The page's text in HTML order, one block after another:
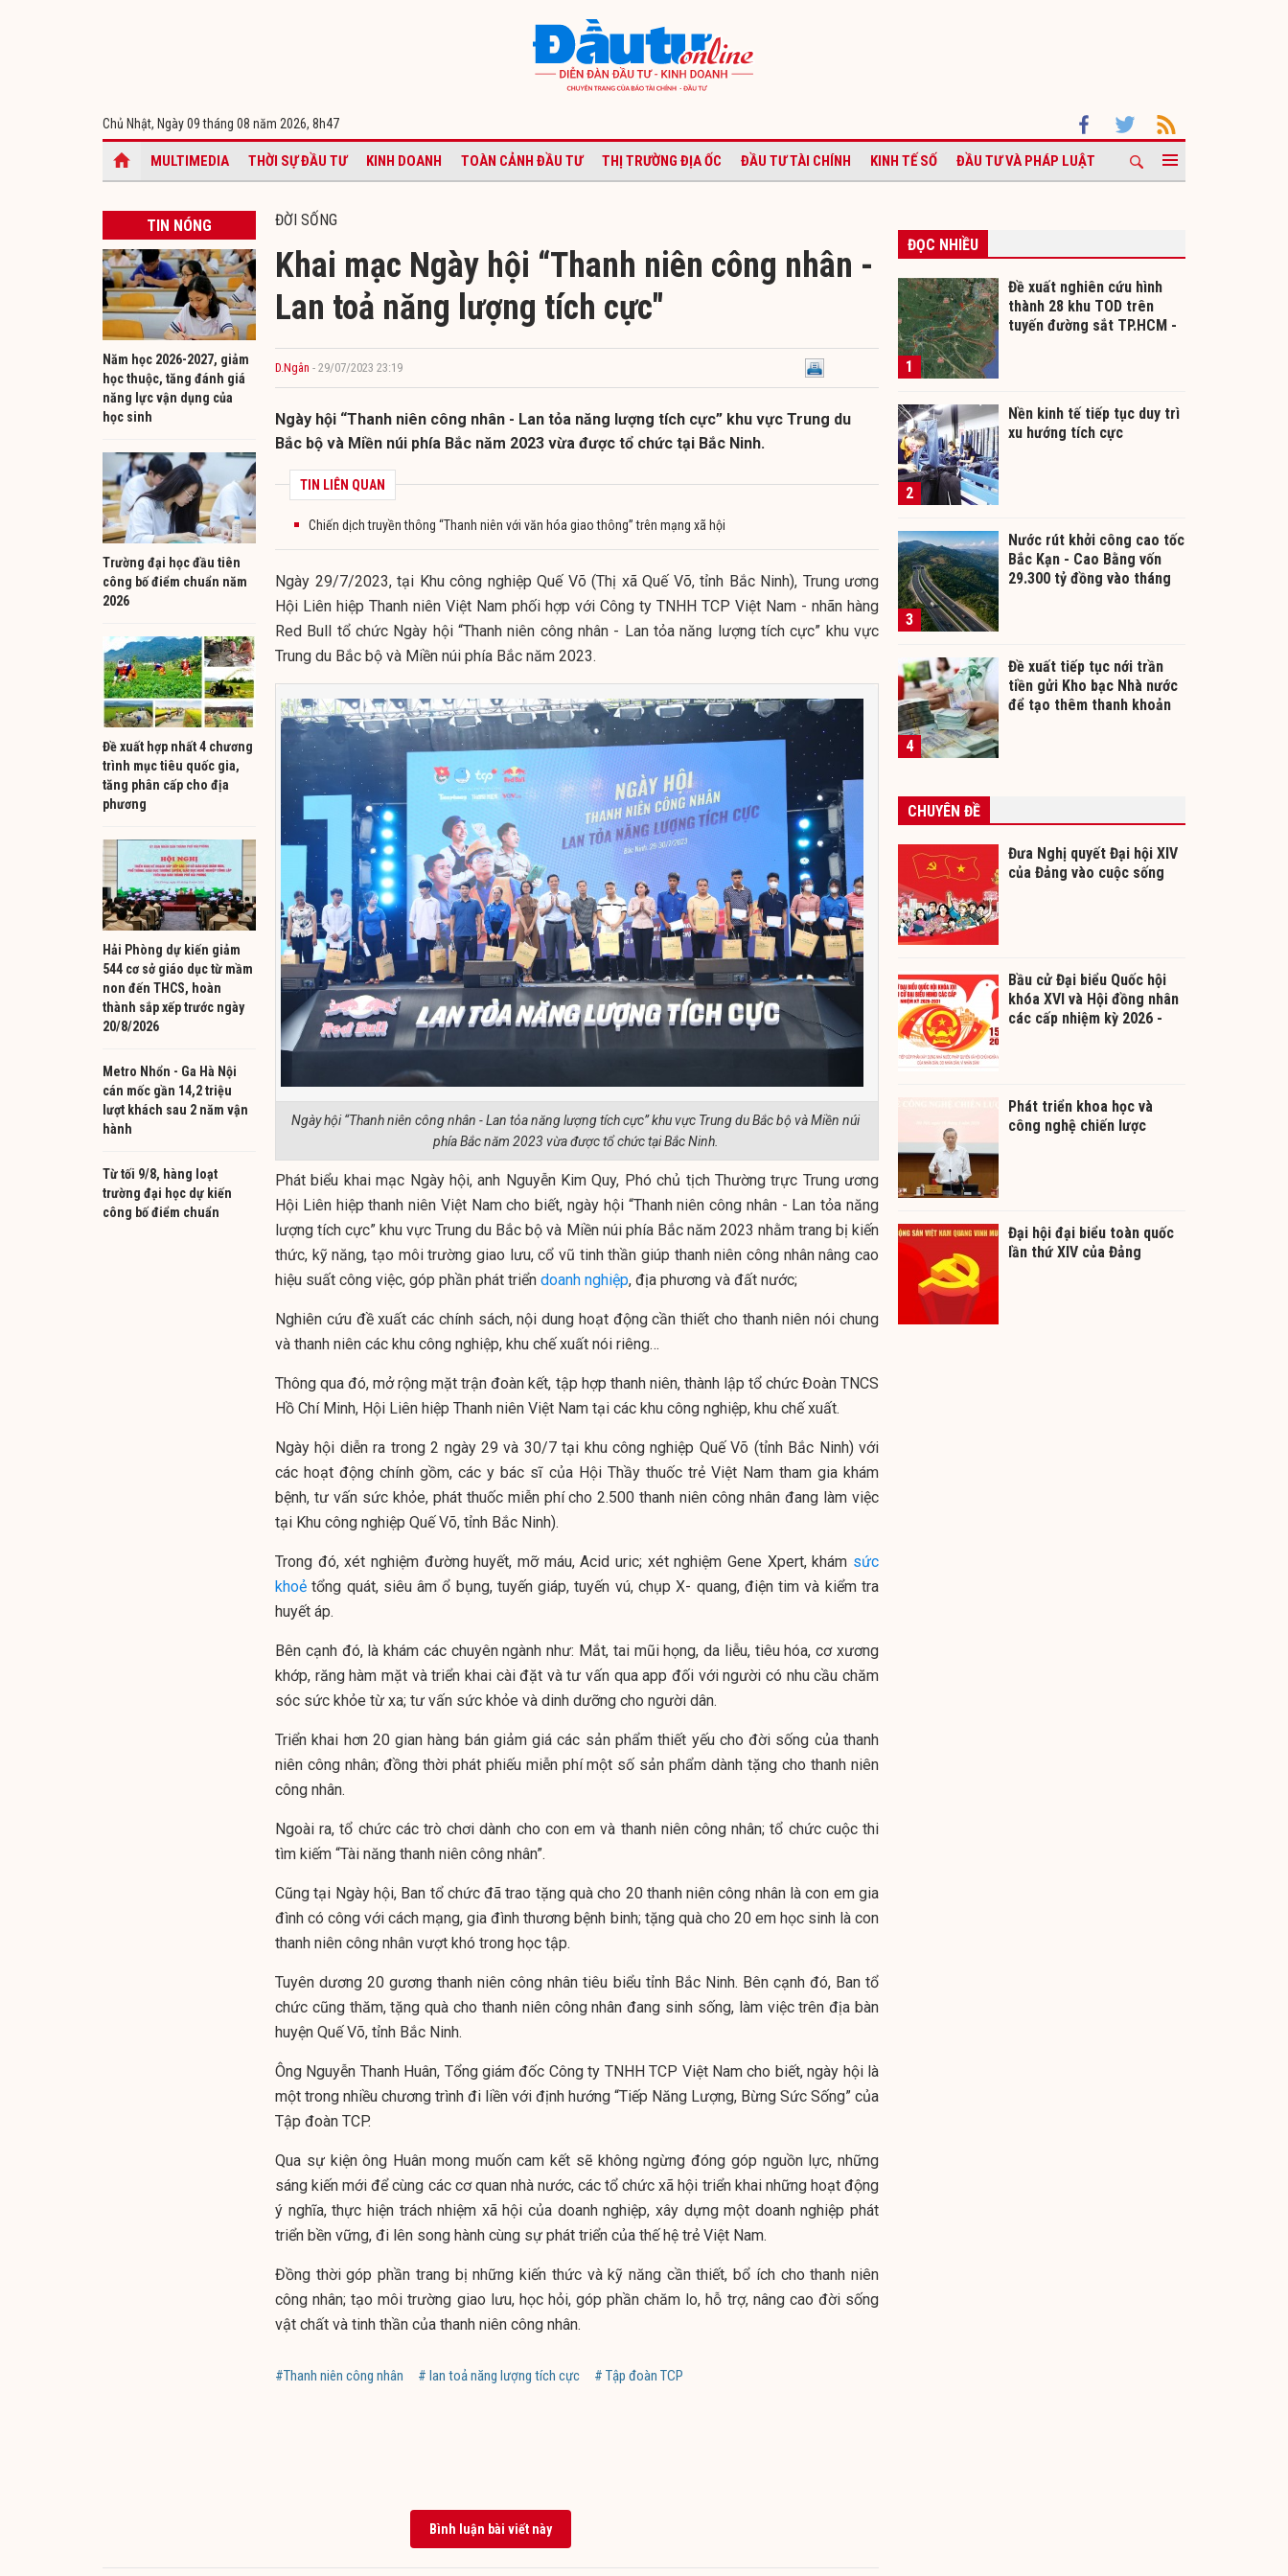
Chủ Nhật, Ngày 09 tháng 08 năm 2026, 8h47
MULTIMEDIA THỜI SỰ ĐẦU TƯ KINH DOANH TOÀN CẢNH ĐẦU TƯ THỊ TRƯỜNG ĐỊA ỐC ĐẦU TƯ TÀI CHÍNH KINH TẾ SỐ ĐẦU TƯ VÀ PHÁP LUẬT
TIN NÓNG
Năm học 2026-2027, giảm
học thuộc, tăng đánh giá
năng lực vận dụng của
học sinh
Trường đại học đầu tiên
công bố điểm chuẩn năm
2026
Đề xuất hợp nhất 4 chương
trình mục tiêu quốc gia,
tăng phân cấp cho địa
phương
Hải Phòng dự kiến giảm
544 cơ sở giáo dục từ mầm
non đến THCS, hoàn
thành sắp xếp trước ngày
20/8/2026
Metro Nhổn - Ga Hà Nội
cán mốc gần 14,2 triệu
lượt khách sau 2 năm vận
hành
Từ tối 9/8, hàng loạt
trường đại học dự kiến
công bố điểm chuẩn
ĐỜI SỐNG
Khai mạc Ngày hội “Thanh niên công nhân -
Lan toả năng lượng tích cực"
D.Ngân - 29/07/2023 23:19
Ngày hội “Thanh niên công nhân - Lan tỏa năng lượng tích cực” khu vực Trung du
Bắc bộ và Miền núi phía Bắc năm 2023 vừa được tổ chức tại Bắc Ninh.
TIN LIÊN QUAN
Chiến dịch truyền thông “Thanh niên với văn hóa giao thông” trên mạng xã hội
Ngày 29/7/2023, tại Khu công nghiệp Quế Võ (Thị xã Quế Võ, tỉnh Bắc Ninh), Trung ương
Hội Liên hiệp Thanh niên Việt Nam phối hợp với Công ty TNHH TCP Việt Nam - nhãn hàng
Red Bull tổ chức Ngày hội “Thanh niên công nhân - Lan tỏa năng lượng tích cực” khu vực
Trung du Bắc bộ và Miền núi phía Bắc năm 2023.
Ngày hội “Thanh niên công nhân - Lan tỏa năng lượng tích cực” khu vực Trung du Bắc bộ và Miền núi
phía Bắc năm 2023 vừa được tổ chức tại Bắc Ninh.
Phát biểu khai mạc Ngày hội, anh Nguyễn Kim Quy, Phó chủ tịch Thường trực Trung ương
Hội Liên hiệp thanh niên Việt Nam cho biết, ngày hội “Thanh niên công nhân - Lan tỏa năng
lượng tích cực” khu vực Trung du Bắc bộ và Miền núi phía Bắc năm 2023 nhằm trang bị kiến
thức, kỹ năng, tạo môi trường giao lưu, cổ vũ tinh thần giúp thanh niên công nhân nâng cao
hiệu suất công việc, góp phần phát triển doanh nghiệp, địa phương và đất nước;
Nghiên cứu đề xuất các chính sách, nội dung hoạt động cần thiết cho thanh niên nói chung
và thanh niên các khu công nghiệp, khu chế xuất nói riêng…
Thông qua đó, mở rộng mặt trận đoàn kết, tập hợp thanh niên, thành lập tổ chức Đoàn TNCS
Hồ Chí Minh, Hội Liên hiệp Thanh niên Việt Nam tại các khu công nghiệp, khu chế xuất.
Ngày hội diễn ra trong 2 ngày 29 và 30/7 tại khu công nghiệp Quế Võ (tỉnh Bắc Ninh) với
các hoạt động chính gồm, các y bác sĩ của Hội Thầy thuốc trẻ Việt Nam tham gia khám
bệnh, tư vấn sức khỏe, phát thuốc miễn phí cho 2.500 thanh niên công nhân đang làm việc
tại Khu công nghiệp Quế Võ, tỉnh Bắc Ninh).
Trong đó, xét nghiệm đường huyết, mỡ máu, Acid uric; xét nghiệm Gene Xpert, khám sức
khoẻ tổng quát, siêu âm ổ bụng, tuyến giáp, tuyến vú, chụp X- quang, điện tim và kiểm tra
huyết áp.
Bên cạnh đó, là khám các chuyên ngành như: Mắt, tai mũi họng, da liễu, tiêu hóa, cơ xương
khớp, răng hàm mặt và triển khai cài đặt và tư vấn qua app đối với người có nhu cầu chăm
sóc sức khỏe từ xa; tư vấn sức khỏe và dinh dưỡng cho người dân.
Triển khai hơn 20 gian hàng bán giảm giá các sản phẩm thiết yếu cho đời sống của thanh
niên công nhân; đồng thời phát phiếu miễn phí một số sản phẩm dành tặng cho thanh niên
công nhân.
Ngoài ra, tổ chức các trò chơi dành cho con em và thanh niên công nhân; tổ chức cuộc thi
tìm kiếm “Tài năng thanh niên công nhân”.
Cũng tại Ngày hội, Ban tổ chức đã trao tặng quà cho 20 thanh niên công nhân là con em gia
đình có công với cách mạng, gia đình thương bệnh binh; tặng quà cho 20 em học sinh là con
thanh niên công nhân vượt khó trong học tập.
Tuyên dương 20 gương thanh niên công nhân tiêu biểu tỉnh Bắc Ninh. Bên cạnh đó, Ban tổ
chức cũng thăm, tặng quà cho thanh niên công nhân đang sinh sống, làm việc trên địa bàn
huyện Quế Võ, tỉnh Bắc Ninh.
Ông Nguyễn Thanh Huân, Tổng giám đốc Công ty TNHH TCP Việt Nam cho biết, ngày hội là
một trong nhiều chương trình đi liền với định hướng “Tiếp Năng Lượng, Bừng Sức Sống” của
Tập đoàn TCP.
Qua sự kiện ông Huân mong muốn cam kết sẽ không ngừng đóng góp nguồn lực, những
sáng kiến mới để cùng các cơ quan nhà nước, các tổ chức xã hội triển khai những hoạt động
ý nghĩa, thực hiện trách nhiệm xã hội của doanh nghiệp, xây dựng một doanh nghiệp phát
triển bền vững, đi lên song hành cùng sự phát triển của thế hệ trẻ Việt Nam.
Đồng thời góp phần trang bị những kiến thức và kỹ năng cần thiết, bổ ích cho thanh niên
công nhân; tạo môi trường giao lưu, học hỏi, góp phần chăm lo, hỗ trợ, nâng cao đời sống
vật chất và tinh thần của thanh niên công nhân.
#Thanh niên công nhân # lan toả năng lượng tích cực # Tập đoàn TCP
Bình luận bài viết này
ĐỌC NHIỀU
1
Đề xuất nghiên cứu hình
thành 28 khu TOD trên
tuyến đường sắt TP.HCM -
2
Nền kinh tế tiếp tục duy trì
xu hướng tích cực
3
Nước rút khởi công cao tốc
Bắc Kạn - Cao Bằng vốn
29.300 tỷ đồng vào tháng
4
Đề xuất tiếp tục nới trần
tiền gửi Kho bạc Nhà nước
để tạo thêm thanh khoản
CHUYÊN ĐỀ
Đưa Nghị quyết Đại hội XIV
của Đảng vào cuộc sống
Bầu cử Đại biểu Quốc hội
khóa XVI và Hội đồng nhân
các cấp nhiệm kỳ 2026 -
Phát triển khoa học và
công nghệ chiến lược
Đại hội đại biểu toàn quốc
lần thứ XIV của Đảng